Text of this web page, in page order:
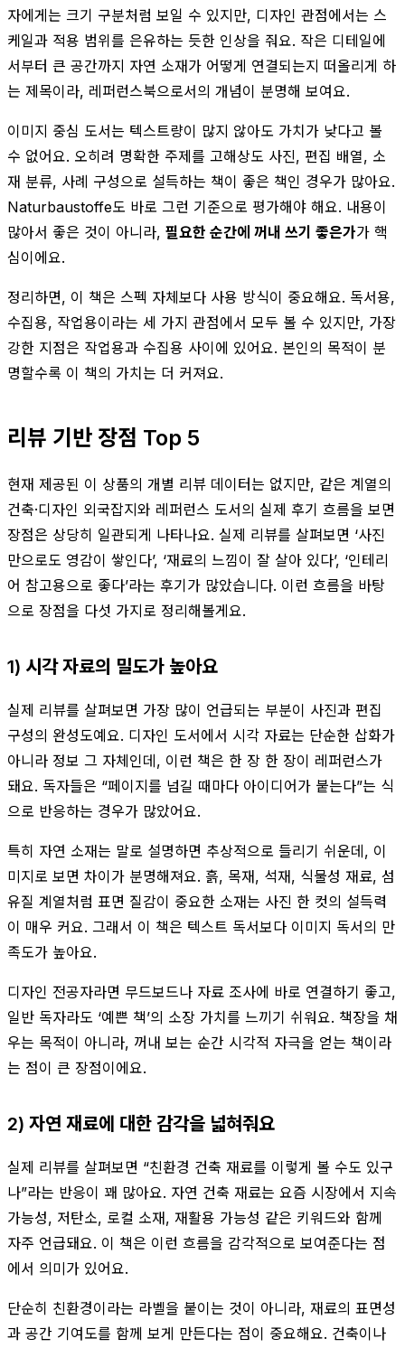
자에게는 크기 구분처럼 보일 수 있지만, 디자인 관점에서는 스
케일과 적용 범위를 은유하는 듯한 인상을 줘요. 작은 디테일에
서부터 큰 공간까지 자연 소재가 어떻게 연결되는지 떠올리게 하
는 제목이라, 레퍼런스북으로서의 개념이 분명해 보여요.
이미지 중심 도서는 텍스트량이 많지 않아도 가치가 낮다고 볼
수 없어요. 오히려 명확한 주제를 고해상도 사진, 편집 배열, 소
재 분류, 사례 구성으로 설득하는 책이 좋은 책인 경우가 많아요.
Naturbaustoffe도 바로 그런 기준으로 평가해야 해요. 내용이
많아서 좋은 것이 아니라, 필요한 순간에 꺼내 쓰기 좋은가가 핵
심이에요.
정리하면, 이 책은 스펙 자체보다 사용 방식이 중요해요. 독서용,
수집용, 작업용이라는 세 가지 관점에서 모두 볼 수 있지만, 가장
강한 지점은 작업용과 수집용 사이에 있어요. 본인의 목적이 분
명할수록 이 책의 가치는 더 커져요.
리뷰 기반 장점 Top 5
현재 제공된 이 상품의 개별 리뷰 데이터는 없지만, 같은 계열의
건축·디자인 외국잡지와 레퍼런스 도서의 실제 후기 흐름을 보면
장점은 상당히 일관되게 나타나요. 실제 리뷰를 살펴보면 ‘사진
만으로도 영감이 쌓인다’, ‘재료의 느낌이 잘 살아 있다’, ‘인테리
어 참고용으로 좋다’라는 후기가 많았습니다. 이런 흐름을 바탕
으로 장점을 다섯 가지로 정리해볼게요.
1) 시각 자료의 밀도가 높아요
실제 리뷰를 살펴보면 가장 많이 언급되는 부분이 사진과 편집
구성의 완성도예요. 디자인 도서에서 시각 자료는 단순한 삽화가
아니라 정보 그 자체인데, 이런 책은 한 장 한 장이 레퍼런스가
돼요. 독자들은 “페이지를 넘길 때마다 아이디어가 붙는다”는 식
으로 반응하는 경우가 많았어요.
특히 자연 소재는 말로 설명하면 추상적으로 들리기 쉬운데, 이
미지로 보면 차이가 분명해져요. 흙, 목재, 석재, 식물성 재료, 섬
유질 계열처럼 표면 질감이 중요한 소재는 사진 한 컷의 설득력
이 매우 커요. 그래서 이 책은 텍스트 독서보다 이미지 독서의 만
족도가 높아요.
디자인 전공자라면 무드보드나 자료 조사에 바로 연결하기 좋고,
일반 독자라도 ‘예쁜 책’의 소장 가치를 느끼기 쉬워요. 책장을 채
우는 목적이 아니라, 꺼내 보는 순간 시각적 자극을 얻는 책이라
는 점이 큰 장점이에요.
2) 자연 재료에 대한 감각을 넓혀줘요
실제 리뷰를 살펴보면 “친환경 건축 재료를 이렇게 볼 수도 있구
나”라는 반응이 꽤 많아요. 자연 건축 재료는 요즘 시장에서 지속
가능성, 저탄소, 로컬 소재, 재활용 가능성 같은 키워드와 함께
자주 언급돼요. 이 책은 이런 흐름을 감각적으로 보여준다는 점
에서 의미가 있어요.
단순히 친환경이라는 라벨을 붙이는 것이 아니라, 재료의 표면성
과 공간 기여도를 함께 보게 만든다는 점이 중요해요. 건축이나